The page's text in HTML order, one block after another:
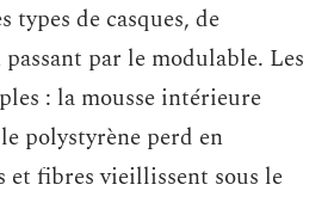
types de casques, de
par le modulable. Les
: la mousse intérieure
polystyrène perd en
et fibres vieillissent sous le